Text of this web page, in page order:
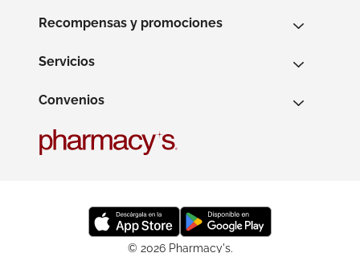
Recompensas y promociones
Servicios
Convenios
© 2026 Pharmacy's.